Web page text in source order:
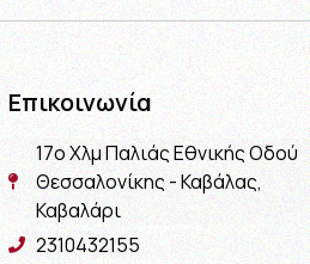
Επικοινωνία
17ο Χλμ Παλιάς Εθνικής Οδού
Θεσσαλονίκης - Καβάλας,
Καβαλάρι
2310432155